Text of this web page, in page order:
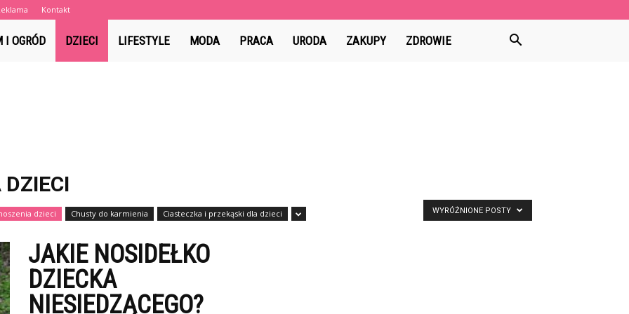
Kontakt
I OGRÓD DZIECI LIFESTYLE MODA PRACA URODA ZAKUPY ZDROWIE
dzieci Chusty do karmienia Ciasteczka i przekąski dla dzieci WYRÓŻNIONE POSTY
JAKIE NOSIDEŁKO
DZIECKA
NIESIEDZĄCEGO?